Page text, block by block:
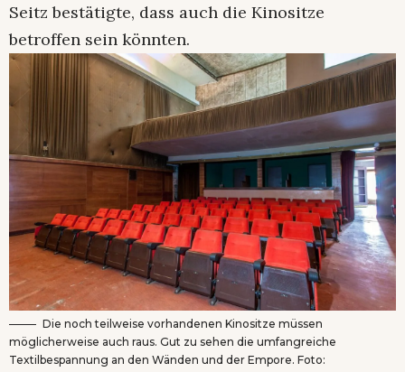
Seitz bestätigte, dass auch die Kinositze
betroffen sein könnten.
Die noch teilweise vorhandenen Kinositze müssen
möglicherweise auch raus. Gut zu sehen die umfangreiche
Textilbespannung an den Wänden und der Empore. Foto: